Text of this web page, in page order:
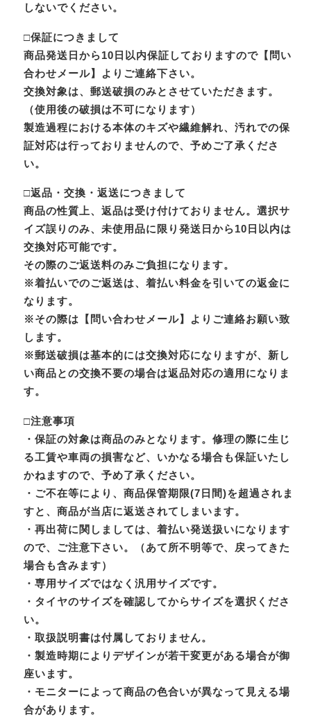
しないでください。
□保証につきまして
商品発送日から10日以内保証しておりますので【問い
合わせメール】よりご連絡下さい。
交換対象は、郵送破損のみとさせていただきます。
（使用後の破損は不可になります）
製造過程における本体のキズや繊維解れ、汚れでの保
証対応は行っておりませんので、予めご了承くださ
い。
□返品・交換・返送につきまして
商品の性質上、返品は受け付けておりません。選択サ
イズ誤りのみ、未使用品に限り発送日から10日以内は
交換対応可能です。
その際のご返送料のみご負担になります。
※着払いでのご返送は、着払い料金を引いての返金に
なります。
※その際は【問い合わせメール】よりご連絡お願い致
します。
※郵送破損は基本的には交換対応になりますが、新し
い商品との交換不要の場合は返品対応の適用になりま
す。
□注意事項
・保証の対象は商品のみとなります。修理の際に生じ
る工賃や車両の損害など、いかなる場合も保証いたし
かねますので、予め了承ください。
・ご不在等により、商品保管期限(7日間)を超過されま
すと、商品が当店に返送されてしまいます。
・再出荷に関しましては、着払い発送扱いになります
ので、ご注意下さい。（あて所不明等で、戻ってきた
場合も含みます）
・専用サイズではなく汎用サイズです。
・タイヤのサイズを確認してからサイズを選択くださ
い。
・取扱説明書は付属しておりません。
・製造時期によりデザインが若干変更がある場合が御
座います。
・モニターによって商品の色合いが異なって見える場
合があります。